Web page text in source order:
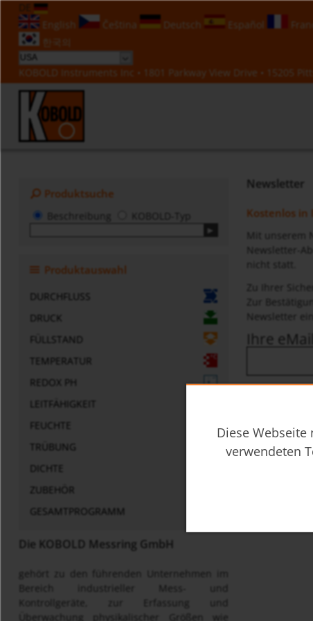
English
Čeština Deutsch Español
한국의
KOBOLD Instruments Inc • 1801 Parkway View Drive • 15205
Produktsuche
KOBOLD-Typ
Produktauswahl
DURCHFLUSS
DRUCK
FÜLLSTAND
TEMPERATUR
REDOX PH
LEITFÄHIGKEIT
FEUCHTE
TRÜBUNG
DICHTE
ZUBEHÖR
GESAMTPROGRAMM
Die KOBOLD Messring GmbH
gehört zu den führenden Unternehmen im
Bereich industrieller Mess- und
Kontrollgeräte, zur Erfassung und
Überwachung physikalischer Größen wie
Newsletter
Kostenlos in
Mit unserem
Newsletter-
Zur
Newsletter
Ihre
AGB und
Diese
verwendeten